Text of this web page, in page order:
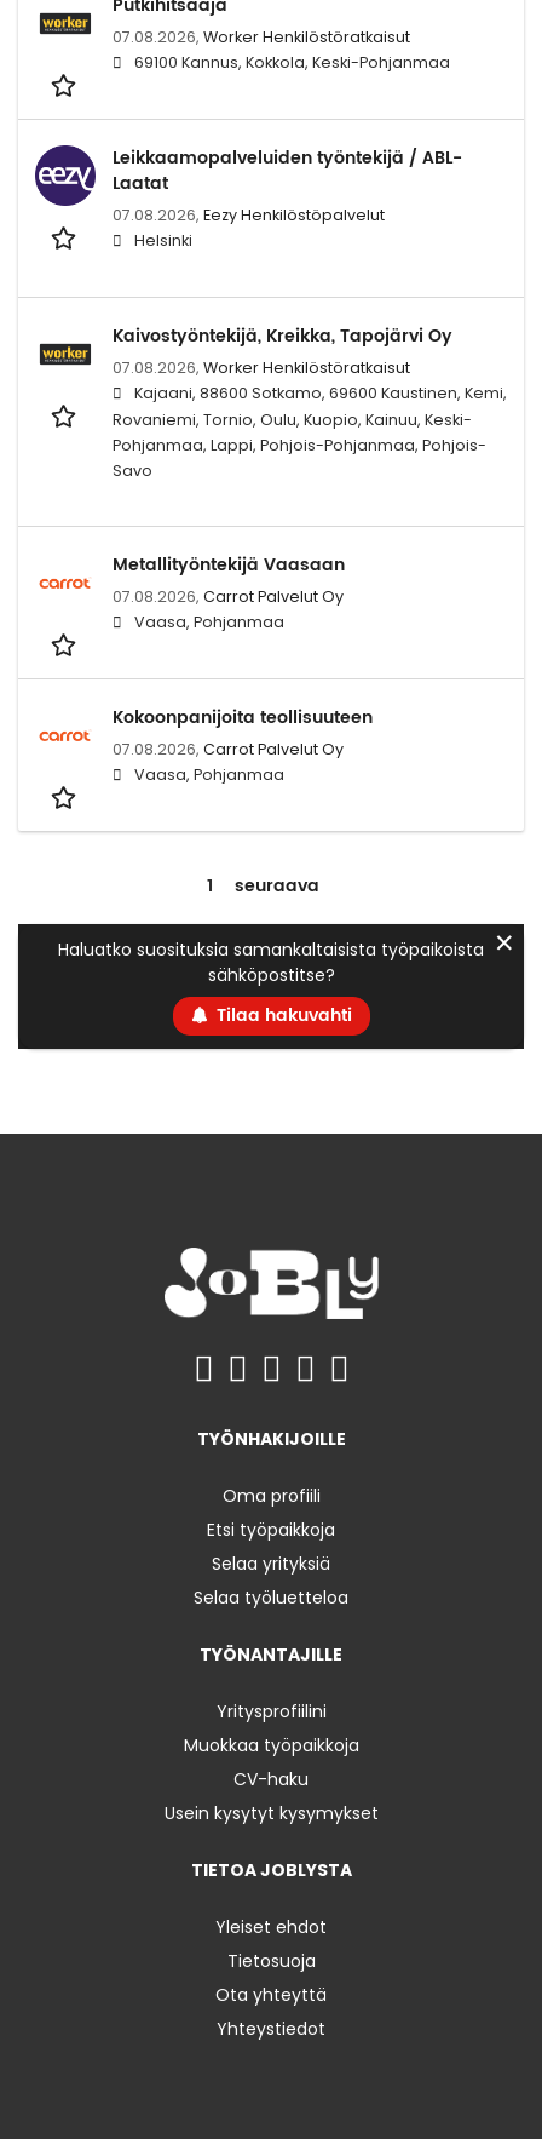
07.08.2026, Worker Henkilöstöratkaisut
69100 Kannus, Kokkola, Keski-Pohjanmaa
Leikkaamopalveluiden työntekijä / ABL-
Laatat
07.08.2026, Eezy Henkilöstöpalvelut
Helsinki
Kaivostyöntekijä, Kreikka, Tapojärvi Oy
07.08.2026, Worker Henkilöstöratkaisut
Kajaani, 88600 Sotkamo, 69600 Kaustinen, Kemi,
Rovaniemi, Tornio, Oulu, Kuopio, Kainuu, Keski-
Pohjanmaa, Lappi, Pohjois-Pohjanmaa, Pohjois-
Savo
Metallityöntekijä Vaasaan
07.08.2026, Carrot Palvelut Oy
Vaasa, Pohjanmaa
Kokoonpanijoita teollisuuteen
07.08.2026, Carrot Palvelut Oy
Vaasa, Pohjanmaa
1 seuraava
Haluatko suosituksia samankaltaisista työpaikoista
sähköpostitse?
Tilaa hakuvahti
✕
TYÖNHAKIJOILLE
Oma profiili
Etsi työpaikkoja
Selaa yrityksiä
Selaa työluetteloa
TYÖNANTAJILLE
Yritysprofiilini
Muokkaa työpaikkoja
CV-haku
Usein kysytyt kysymykset
TIETOA JOBLYSTA
Yleiset ehdot
Tietosuoja
Ota yhteyttä
Yhteystiedot